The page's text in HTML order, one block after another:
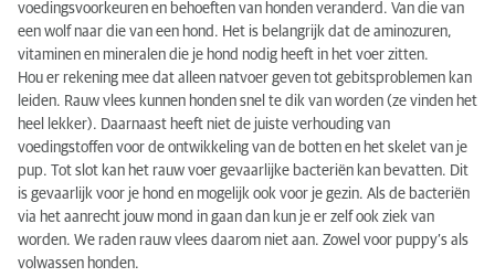
voedingsvoorkeuren en behoeften van honden veranderd. Van die van
een wolf naar die van een hond. Het is belangrijk dat de aminozuren,
vitaminen en mineralen die je hond nodig heeft in het voer zitten.
Hou er rekening mee dat alleen natvoer geven tot gebitsproblemen kan
leiden. Rauw vlees kunnen honden snel te dik van worden (ze vinden het
heel lekker). Daarnaast heeft niet de juiste verhouding van
voedingstoffen voor de ontwikkeling van de botten en het skelet van je
pup. Tot slot kan het rauw voer gevaarlijke bacteriën kan bevatten. Dit
is gevaarlijk voor je hond en mogelijk ook voor je gezin. Als de bacteriën
via het aanrecht jouw mond in gaan dan kun je er zelf ook ziek van
worden. We raden rauw vlees daarom niet aan. Zowel voor puppy’s als
volwassen honden.